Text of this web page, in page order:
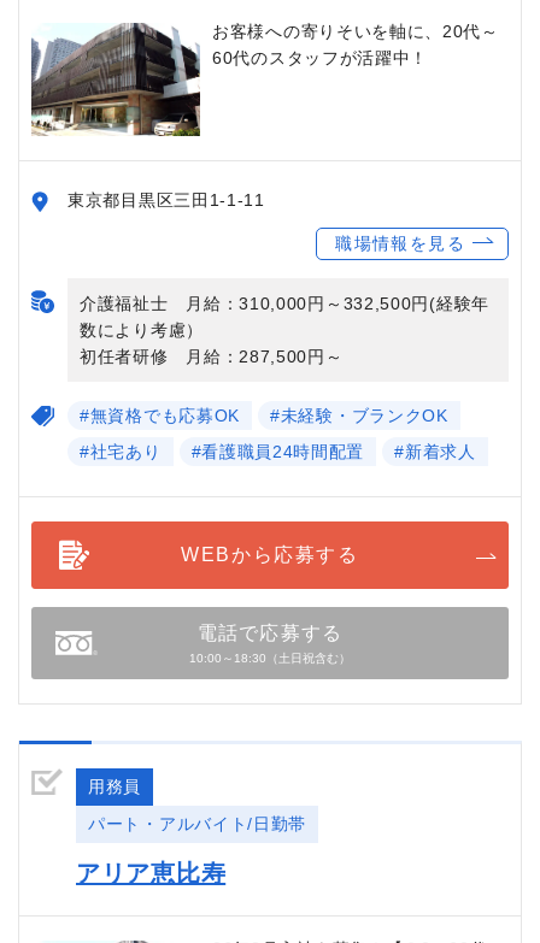
お客様への寄りそいを軸に、20代～
60代のスタッフが活躍中！
東京都目黒区三田1-1-11
職場情報を見る
介護福祉士 月給：310,000円～332,500円(経験年
数により考慮）
初任者研修 月給：287,500円～
#無資格でも応募OK
#未経験・ブランクOK
#社宅あり
#看護職員24時間配置 #新着求人
WEBから応募する
電話で応募する
10:00～18:30（土日祝含む）
用務員
パート・アルバイト/日勤帯
アリア恵比寿